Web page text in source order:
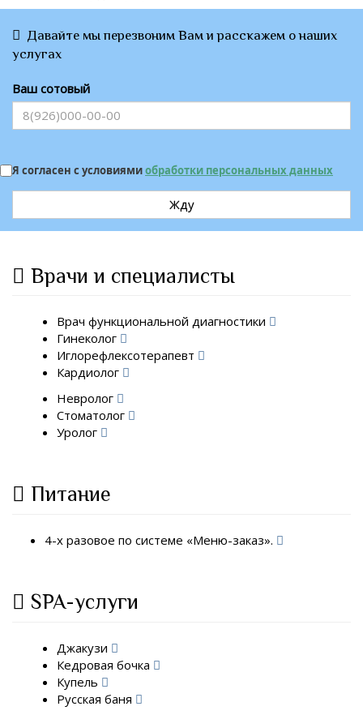
Давайте мы перезвоним Вам и расскажем о наших
услугах
Ваш сотовый
Я согласен с условиямиобработки персональных данных
Жду
Врачи и специалисты
Врач функциональной диагностики
Гинеколог
Иглорефлексотерапевт
Кардиолог
Невролог
Стоматолог
Уролог
Питание
4-х разовое по системе «Меню-заказ».
SPA-услуги
Джакузи
Кедровая бочка
Купель
Русская баня